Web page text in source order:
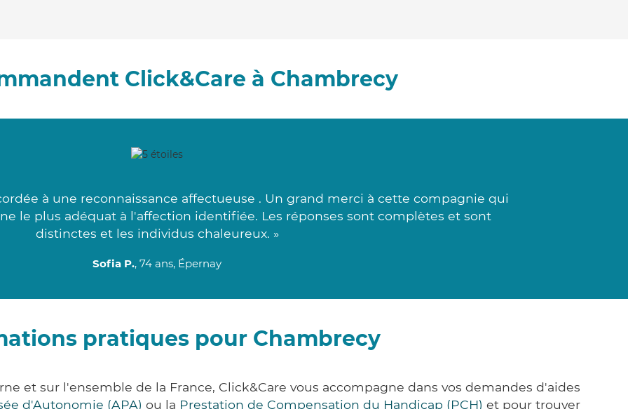
Click&Care à Chambrecy
à une reconnaissance affectueuse . Un grand merci à cette compagnie qui
le plus adéquat à l'affection identifiée. Les réponses sont complètes et sont
distinctes et les individus chaleureux. »
Sofia P., 74 ans, Épernay
pratiques pour Chambrecy
et sur l'ensemble de la France, Click&Care vous accompagne dans vos demandes d'aides
d'Autonomie (APA) ou la Prestation de Compensation du Handicap (PCH) et pour trouver